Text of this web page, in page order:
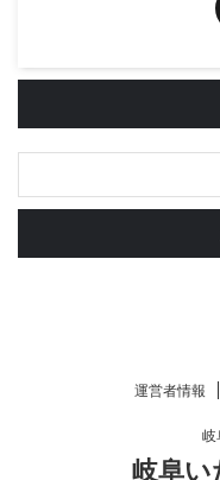
運営者情報
岐
岐阜い